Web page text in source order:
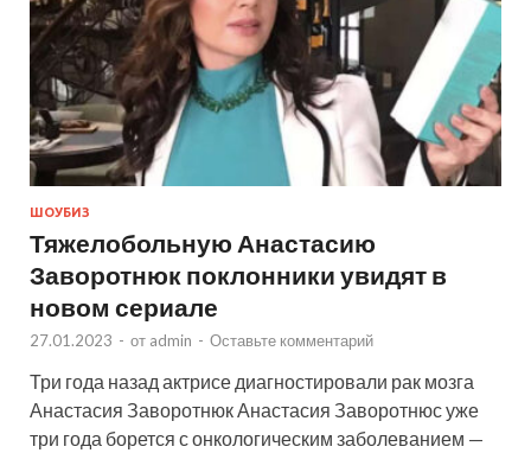
ШОУБИЗ
Тяжелобольную Анастасию
Заворотнюк поклонники увидят в
новом сериале
27.01.2023 - от admin - Оставьте комментарий
Три года назад актрисе диагностировали рак мозга
Анастасия Заворотнюк Анастасия Заворотнюс уже
три года борется с онкологическим заболеванием —